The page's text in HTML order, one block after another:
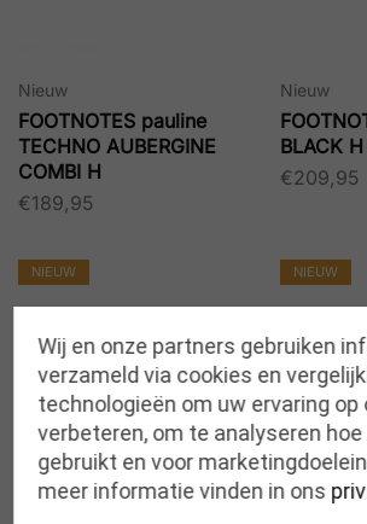
Nieuw
FOOTNOTES pauline
TECHNO AUBERGINE
COMBI H
€189,95
Nieuw
BLACK H
€209,95
NIEUW NIEUW
Wij en onze partners gebruiken
verzameld via cookies en
technologieën om uw ervaring
verbeteren, om te analyseren hoe
gebruikt en voor
meer informatie vinden in ons